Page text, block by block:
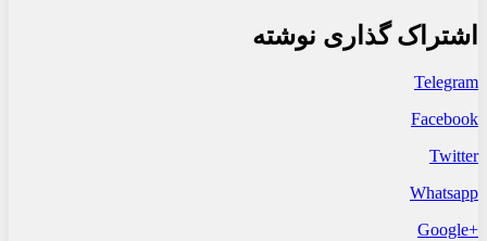
اشتراک گذاری نوشته
Telegram
Facebook
Twitter
Whatsapp
+Google